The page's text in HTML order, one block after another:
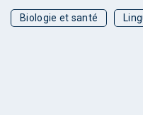
Biologie et santé